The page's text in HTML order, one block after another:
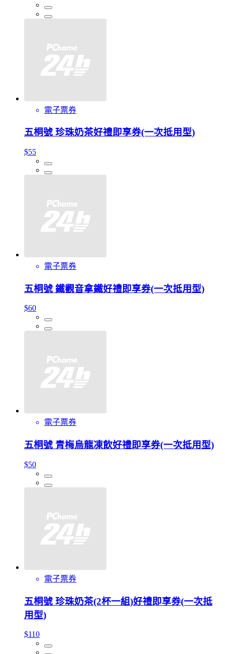
電子票券
五桐號 珍珠奶茶好禮即享券(一次抵用型)
$55
電子票券
五桐號 鐵觀音拿鐵好禮即享券(一次抵用型)
$60
電子票券
五桐號 青梅烏龍凍飲好禮即享券(一次抵用型)
$50
電子票券
五桐號 珍珠奶茶(2杯一組)好禮即享券(一次抵
用型)
$110